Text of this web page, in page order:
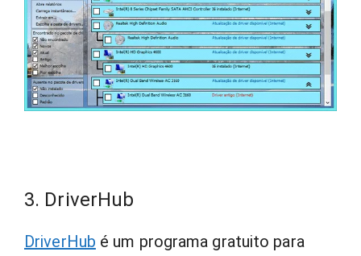
3. DriverHub
DriverHub é um programa gratuito para